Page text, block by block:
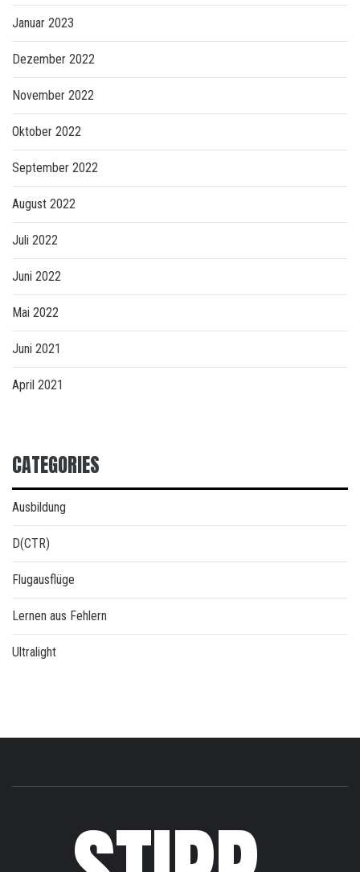
Januar 2023
Dezember 2022
November 2022
Oktober 2022
September 2022
August 2022
Juli 2022
Juni 2022
Mai 2022
Juni 2021
April 2021
CATEGORIES
Ausbildung
D(CTR)
Flugausflüge
Lernen aus Fehlern
Ultralight